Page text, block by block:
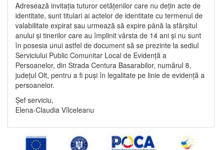
Adresează invitația tuturor cetățenilor care nu dețin acte de
identitate, sunt titulari ai actelor de identitate cu termenul de
valabilitate expirat sau urmează să expire până la sfârșitul
anului și tinerilor care au împlinit vârsta de 14 ani și nu sunt
în posesia unui astfel de document să se prezinte la sediul
Serviciului Public Comunitar Local de Evidență a
Persoanelor, din Strada Centura Basarabilor, numărul 8,
județul Olt, pentru a fi puși în legalitate pe linie de evidență a
persoanelor.
Șef serviciu,
Elena-Claudia Vîlceleanu